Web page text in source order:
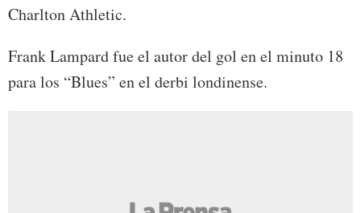
Charlton Athletic.
Frank Lampard fue el autor del gol en el minuto 18
para los “Blues” en el derbi londinense.